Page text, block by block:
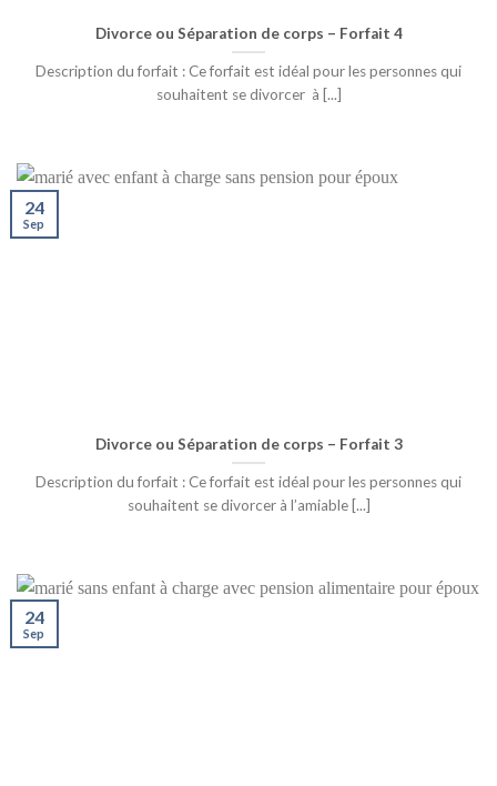
Divorce ou Séparation de corps – Forfait 4
Description du forfait : Ce forfait est idéal pour les personnes qui
souhaitent se divorcer à [...]
Divorce ou Séparation de corps – Forfait 3
Description du forfait : Ce forfait est idéal pour les personnes qui
souhaitent se divorcer à l’amiable [...]
24
Sep
24
Sep